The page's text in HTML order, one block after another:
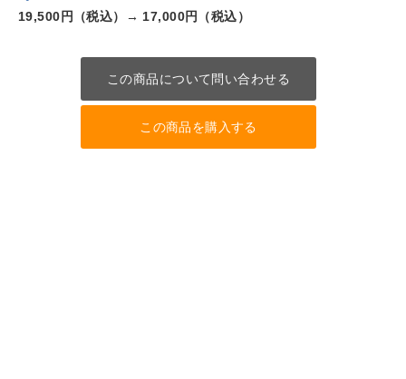
19,500円（税込）→ 17,000円（税込）
この商品について問い合わせる
この商品を購入する